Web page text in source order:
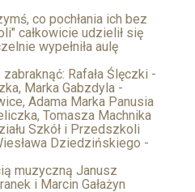
co pochłania ich bez
całkowicie udzielił się
wypełniła aulę
Rafała Ślęczki -
Marka Gabzdyla -
Adama Marka Panusia
Tomasza Machnika
Szkół i Przedszkoli
Dziedzińskiego -
muzyczną Janusz
i Marcin Gałażyn